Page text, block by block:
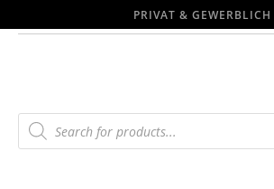
PRIVAT & GEWERBLICH
Products
search